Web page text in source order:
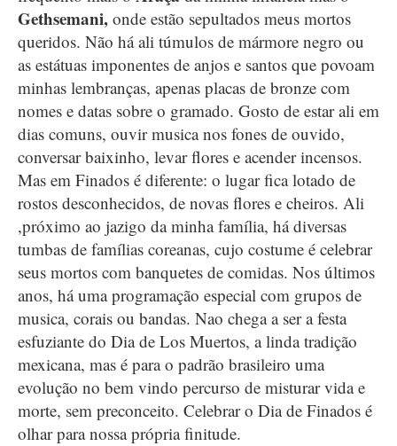
Gethsemani, onde estão sepultados meus mortos
queridos. Não há ali túmulos de mármore negro ou
as estátuas imponentes de anjos e santos que povoam
minhas lembranças, apenas placas de bronze com
nomes e datas sobre o gramado. Gosto de estar ali em
dias comuns, ouvir musica nos fones de ouvido,
conversar baixinho, levar flores e acender incensos.
Mas em Finados é diferente: o lugar fica lotado de
rostos desconhecidos, de novas flores e cheiros. Ali
,próximo ao jazigo da minha família, há diversas
tumbas de famílias coreanas, cujo costume é celebrar
seus mortos com banquetes de comidas. Nos últimos
anos, há uma programação especial com grupos de
musica, corais ou bandas. Nao chega a ser a festa
esfuziante do Dia de Los Muertos, a linda tradição
mexicana, mas é para o padrão brasileiro uma
evolução no bem vindo percurso de misturar vida e
morte, sem preconceito. Celebrar o Dia de Finados é
olhar para nossa própria finitude.